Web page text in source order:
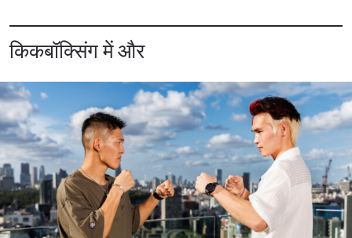
किकबॉक्सिंग में और